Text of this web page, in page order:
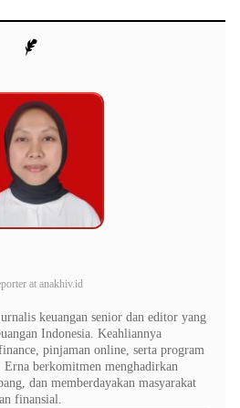
at anakhiv.id
keuangan senior dan editor yang
Indonesia. Keahliannya
pinjaman online, serta program
Erna berkomitmen menghadirkan
dan memberdayakan masyarakat
finansial.